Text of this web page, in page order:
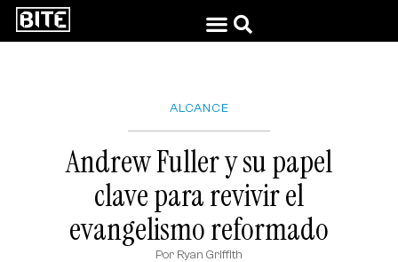
ALCANCE
Andrew Fuller y su papel
clave para revivir el
evangelismo reformado
Por Ryan Griffith